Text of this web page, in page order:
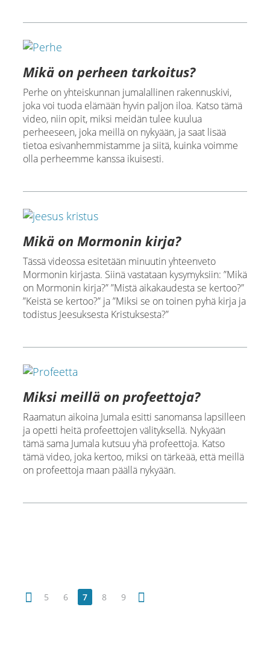
Mikä on perheen tarkoitus?
Perhe on yhteiskunnan jumalallinen rakennuskivi,
joka voi tuoda elämään hyvin paljon iloa. Katso tämä
video, niin opit, miksi meidän tulee kuulua
perheeseen, joka meillä on nykyään, ja saat lisää
tietoa esivanhemmistamme ja siitä, kuinka voimme
olla perheemme kanssa ikuisesti.
Mikä on Mormonin kirja?
Tässä videossa esitetään minuutin yhteenveto
Mormonin kirjasta. Siinä vastataan kysymyksiin: ”Mikä
on Mormonin kirja?” ”Mistä aikakaudesta se kertoo?”
”Keistä se kertoo?” ja ”Miksi se on toinen pyhä kirja ja
todistus Jeesuksesta Kristuksesta?”
Miksi meillä on profeettoja?
Raamatun aikoina Jumala esitti sanomansa lapsilleen
ja opetti heitä profeettojen välityksellä. Nykyään
tämä sama Jumala kutsuu yhä profeettoja. Katso
tämä video, joka kertoo, miksi on tärkeää, että meillä
on profeettoja maan päällä nykyään.
5 6 7 8 9